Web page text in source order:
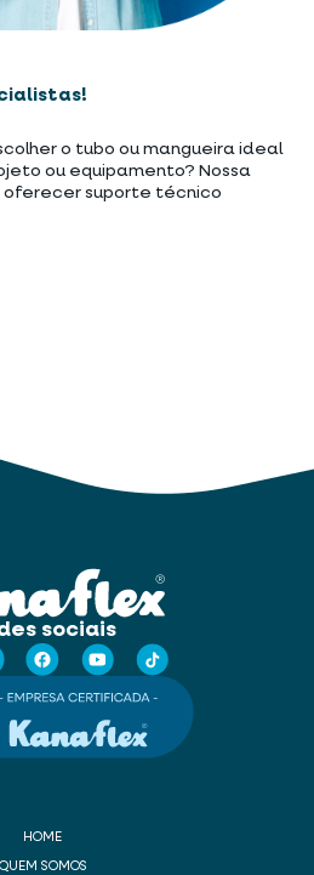
o tubo ou mangueira ideal
ou equipamento? Nossa
suporte técnico
sociais
HOME
QUEM SOMOS